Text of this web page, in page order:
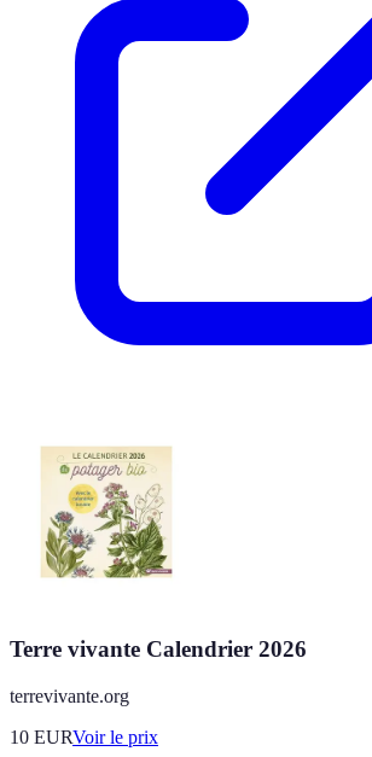
Terre vivante Calendrier 2026
terrevivante.org
10 EURVoir le prix